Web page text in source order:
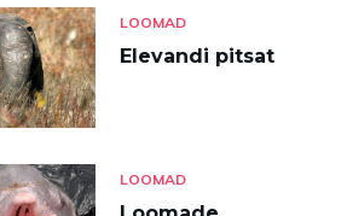
LOOMAD
Elevandi pitsat
LOOMAD